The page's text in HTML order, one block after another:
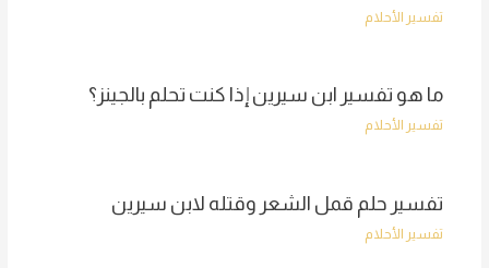
تفسير الأحلام
ما هو تفسير ابن سيرين إذا كنت تحلم بالجينز؟
تفسير الأحلام
تفسير حلم قمل الشعر وقتله لابن سيرين
تفسير الأحلام